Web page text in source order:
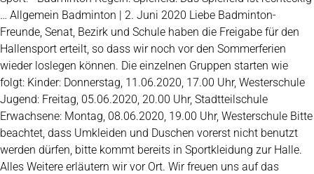
… Allgemein Badminton | 2. Juni 2020 Liebe Badminton-
Freunde, Senat, Bezirk und Schule haben die Freigabe für den
Hallensport erteilt, so dass wir noch vor den Sommerferien
wieder loslegen können. Die einzelnen Gruppen starten wie
folgt: Kinder: Donnerstag, 11.06.2020, 17.00 Uhr, Westerschule
Jugend: Freitag, 05.06.2020, 20.00 Uhr, Stadtteilschule
Erwachsene: Montag, 08.06.2020, 19.00 Uhr, Westerschule Bitte
beachtet, dass Umkleiden und Duschen vorerst nicht benutzt
werden dürfen, bitte kommt bereits in Sportkleidung zur Halle.
Alles Weitere erläutern wir vor Ort. Wir freuen uns auf das